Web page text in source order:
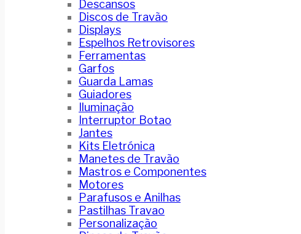
Descansos
Discos de Travão
Displays
Espelhos Retrovisores
Ferramentas
Garfos
Guarda Lamas
Guiadores
Iluminação
Interruptor Botao
Jantes
Kits Eletrónica
Manetes de Travão
Mastros e Componentes
Motores
Parafusos e Anilhas
Pastilhas Travao
Personalização